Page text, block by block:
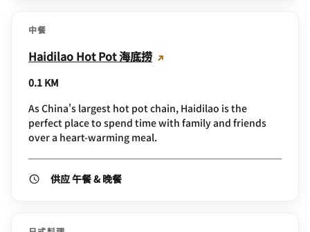
中餐
Haidilao Hot Pot 海底捞
0.1 KM
As China's largest hot pot chain, Haidilao is the
perfect place to spend time with family and friends
over a heart-warming meal.
供应 午餐 & 晚餐